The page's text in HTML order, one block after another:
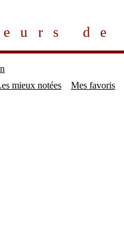
de
mieux notées Mes favoris